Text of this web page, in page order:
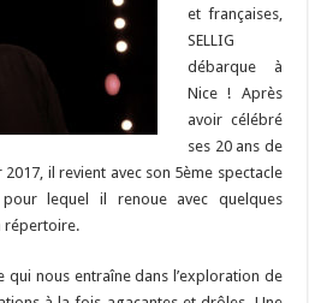
et françaises,
SELLIG
débarque à
Nice ! Après
avoir célébré
ses 20 ans de
il revient avec son 5ème spectacle
lequel il renoue avec quelques
répertoire.
qui nous entraîne dans l’exploration de